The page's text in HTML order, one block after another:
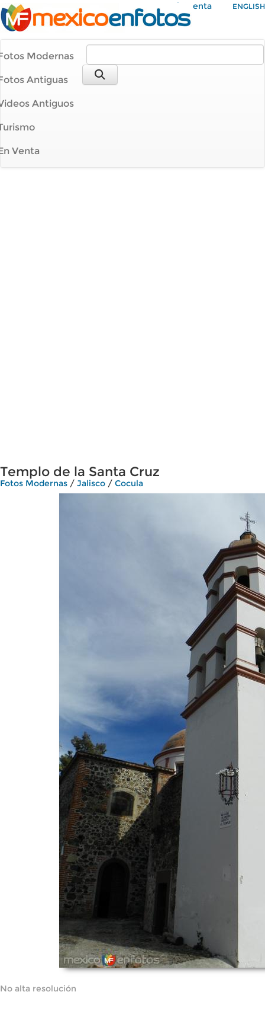
Mi Cuenta ENGLISH
Modernas
Antiguas
Antiguos
Venta
Templo de la Santa Cruz
Fotos Modernas / Jalisco / Cocula
No alta resolución